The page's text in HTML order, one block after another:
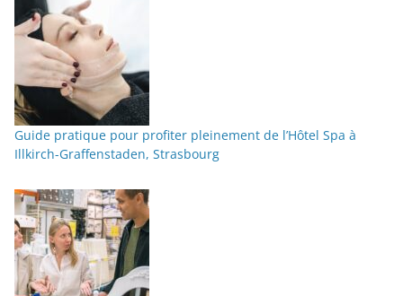
Guide pratique pour profiter pleinement de l’Hôtel Spa à
Illkirch-Graffenstaden, Strasbourg